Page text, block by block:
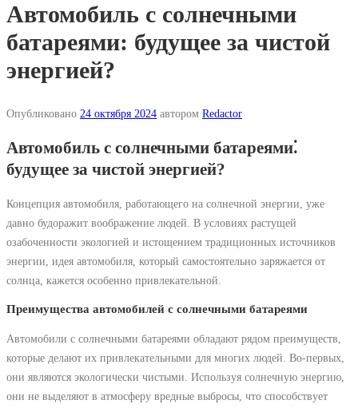
Автомобиль с солнечными
батареями: будущее за чистой
энергией?
Опубликовано 24 октября 2024 автором Redactor
Автомобиль с солнечными батареями⁚
будущее за чистой энергией?
Концепция автомобиля, работающего на солнечной энергии, уже
давно будоражит воображение людей. В условиях растущей
озабоченности экологией и истощением традиционных источников
энергии, идея автомобиля, который самостоятельно заряжается от
солнца, кажется особенно привлекательной.
Преимущества автомобилей с солнечными батареями
Автомобили с солнечными батареями обладают рядом преимуществ,
которые делают их привлекательными для многих людей. Во-первых,
они являются экологически чистыми. Используя солнечную энергию,
они не выделяют в атмосферу вредные выбросы, что способствует